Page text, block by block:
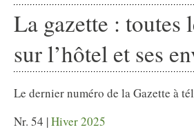
La gazette : toutes
surl’hôtel et ses
Le dernier numéro de la Gazette à
Nr. 54 |Hiver 2025